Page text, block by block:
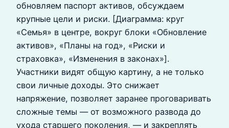
обновляем паспорт активов, обсуждаем
крупные цели и риски. [Диаграмма: круг
«Семья» в центре, вокруг блоки «Обновление
активов», «Планы на год», «Риски и
страховка», «Изменения в законах»].
Участники видят общую картину, а не только
свои личные доходы. Это снижает
напряжение, позволяет заранее проговаривать
сложные темы — от возможного развода до
ухода старшего поколения, — и закреплять